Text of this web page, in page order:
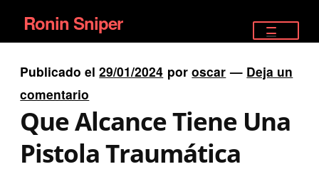
Ir
a
la
navegación
Ir
al
contenido
Ronin Sniper
PISTOLAS
RIFLES DEPORTIVOS
Publicado el29/01/2024 poroscar — Deja un
comentario
Que Alcance Tiene Una
Pistola Traumática